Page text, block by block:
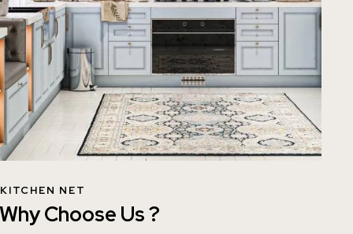
KITCHEN NET
Why Choose Us ?